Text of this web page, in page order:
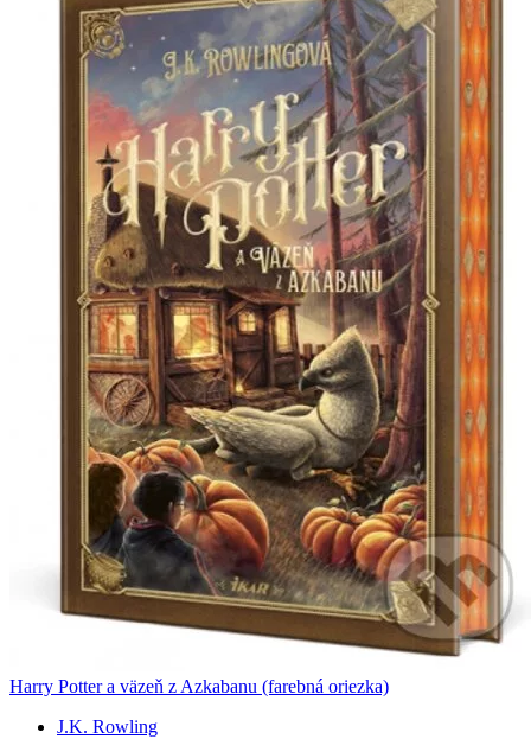
Harry Potter a väzeň z Azkabanu (farebná oriezka)
J.K. Rowling